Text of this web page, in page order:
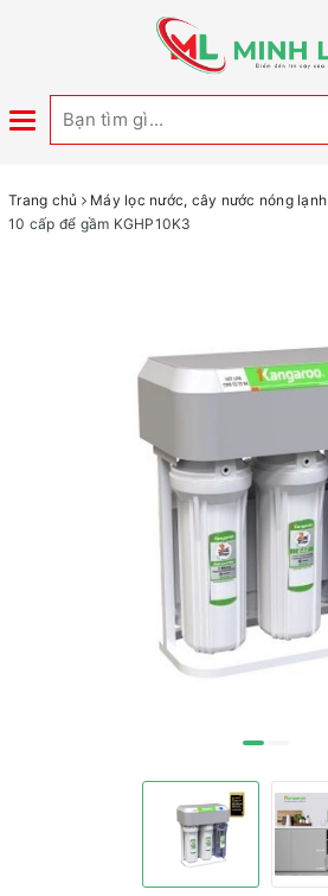
Toggle
Trang chủ Máy lọc nước, cây nước nóng lạnh
10 cấp để gầm KGHP10K3